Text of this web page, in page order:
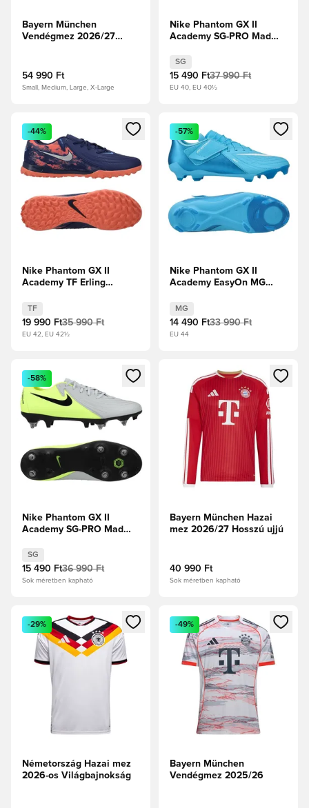
Bayern München
Vendégmez 2026/27
54 990 Ft
Small, Medium, Large, X-Large
Nike Phantom GX II
Academy SG-PRO Mad
Fury/Fehér
SG
15 490 Ft37 990 Ft
EU 40, EU 40½
Megnyit egy modált a bejelentkezéshez vagy a tagként
-44%
Nike Phantom GX II
Academy TF Erling
- Űrkék/Króm Limitált
kiadás
TF
19 990 Ft35 990 Ft
EU 42, EU 42½
Megnyit egy modált a
-57%
Nike Phantom GX II
Academy EasyOn MG
Fury/Fehér
MG
14 490 Ft33 990 Ft
EU 44
Megnyit egy modált a bejelentkezéshez vagy a tagként
-58%
Nike Phantom GX II
Academy SG-PRO Mad
ezüst/Fekete/Volt
SG
15 490 Ft36 990 Ft
Sok méretben kapható
Megnyit egy modált a
Bayern München Hazai
mez 2026/27 Hosszú ujjú
40 990 Ft
Sok méretben kapható
Megnyit egy modált a bejelentkezéshez vagy a tagként
-29%
Németország Hazai mez
2026-os Világbajnokság
Megnyit egy modált a
-49%
Bayern München
Vendégmez 2025/26